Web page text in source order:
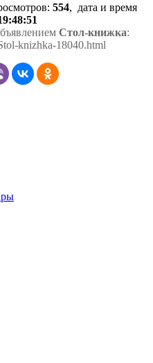
: 554, дата и время
Стол-книжка:
knizhka-18040.html